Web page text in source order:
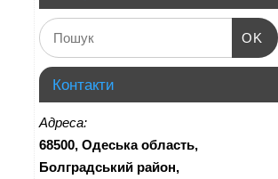
OK
Контакти
Адреса:
68500, Одеська область,
Болградський район,